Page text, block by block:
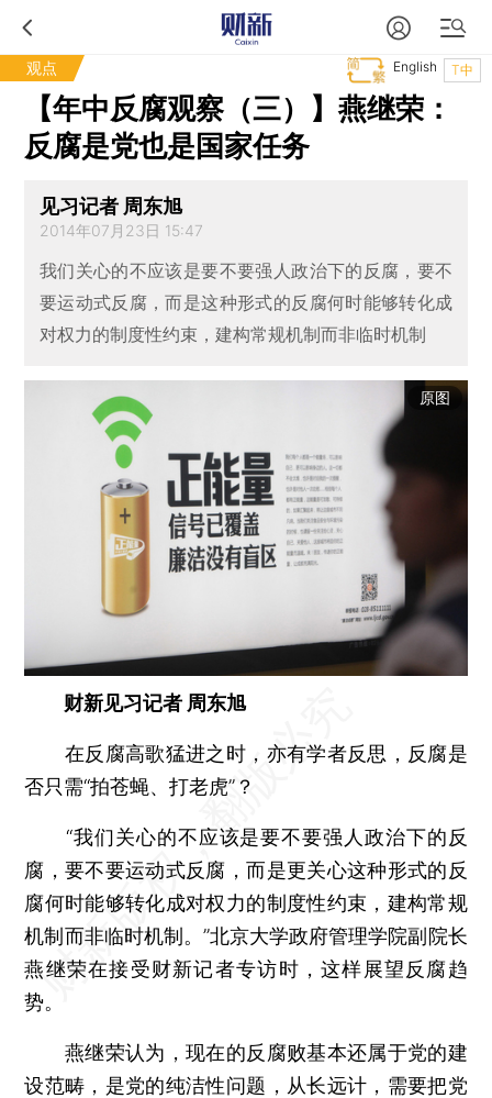
观点 T中
English
【年中反腐观察（三）】燕继荣：
反腐是党也是国家任务
见习记者 周东旭
2014年07月23日 15:47
我们关心的不应该是要不要强人政治下的反腐，要不
要运动式反腐，而是这种形式的反腐何时能够转化成
对权力的制度性约束，建构常规机制而非临时机制
原图
财新见习记者 周东旭
在反腐高歌猛进之时，亦有学者反思，反腐是
否只需“拍苍蝇、打老虎”？
“我们关心的不应该是要不要强人政治下的反
腐，要不要运动式反腐，而是更关心这种形式的反
腐何时能够转化成对权力的制度性约束，建构常规
机制而非临时机制。”北京大学政府管理学院副院长
燕继荣在接受财新记者专访时，这样展望反腐趋
势。
燕继荣认为，现在的反腐败基本还属于党的建
设范畴，是党的纯洁性问题，从长远计，需要把党